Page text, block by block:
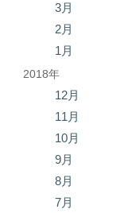
3月
2月
1月
2018年
12月
11月
10月
9月
8月
7月